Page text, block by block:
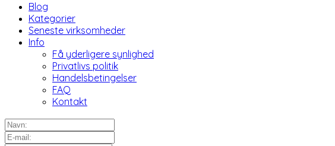
Blog
Kategorier
Seneste virksomheder
Info
Få yderligere synlighed
Privatlivs politik
Handelsbetingelser
FAQ
Kontakt